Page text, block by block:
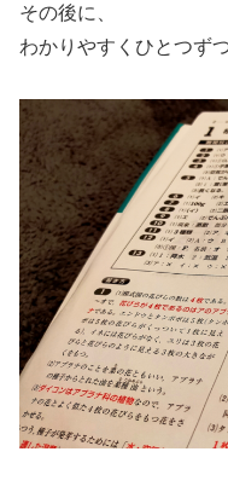
その後に、
わかりやすくひとつず